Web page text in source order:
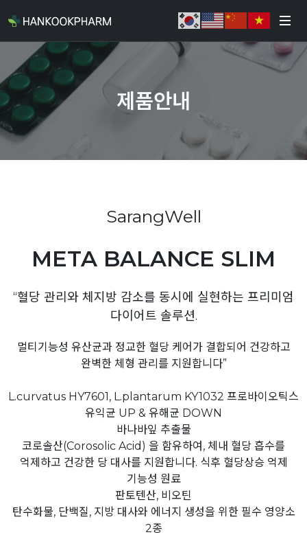
제품안내
SarangWell
META BALANCE SLIM
“혈당 관리와 체지방 감소를 동시에 실현하는 프리미엄
다이어트 솔루션.
멀티기능성 유산균과 정교한 혈당 케어가 결합되어 건강하고
완벽한 체형 관리를 지원합니다”
L.curvatus HY7601, L.plantarum KY1032 프로바이오틱스
유익균 UP & 유해균 DOWN
바나바잎 추출물
코로솔산(Corosolic Acid) 을 함유하여, 체내 혈당 흡수를
억제하고 건강한 당 대사를 지원합니다. 식후 혈당상승 억제
기능성 원료
판토텐산, 비오틴
탄수화물, 단백질, 지방 대사와 에너지 생성을 위한 필수 영양소
2종